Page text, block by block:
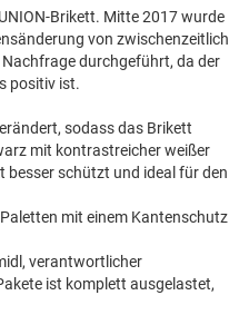
Brikett. Mitte 2017 wurde
von zwischenzeitlich
durchgeführt, da der
positiv ist.
sodass das Brikett
mit kontrastreicher weißer
besser schützt und ideal für den
mit einem Kantenschutz
verantwortlicher
ist komplett ausgelastet,